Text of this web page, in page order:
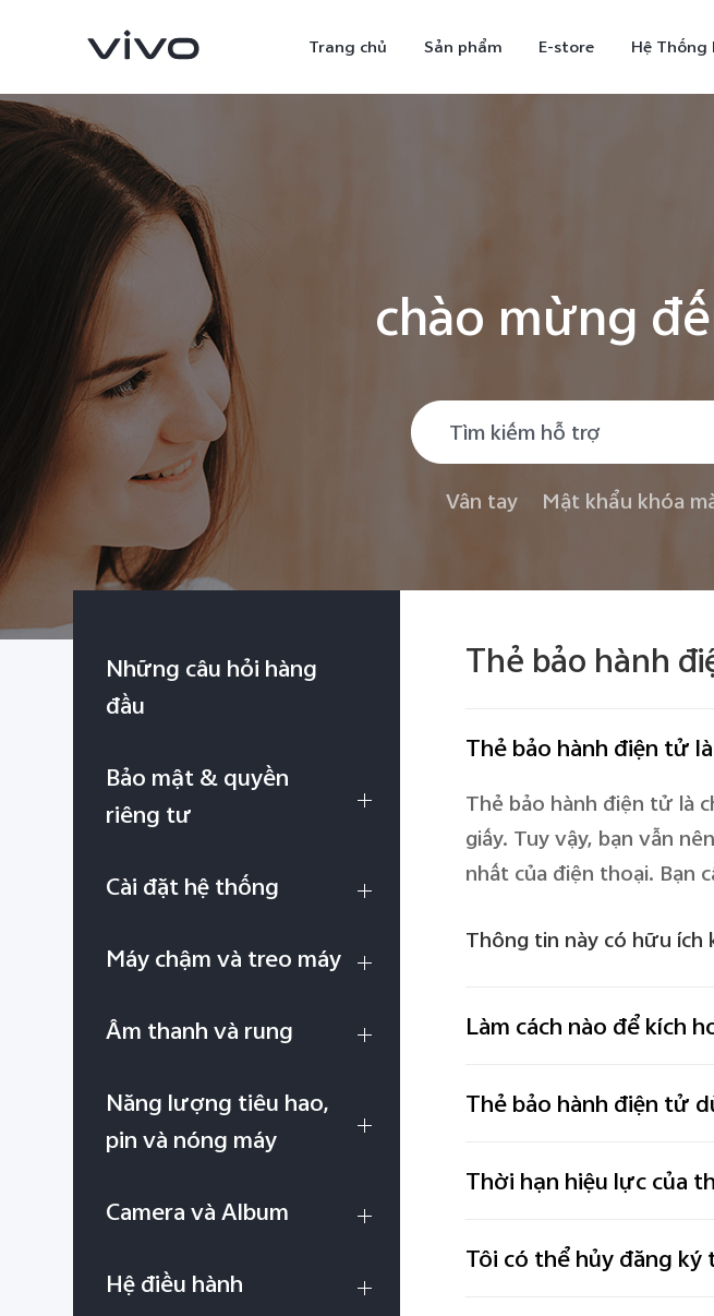
Trang chủ Sản phẩm E-store Hệ Thống
X300 Ultra mới
chào mừng
Vân tay Mật khẩu khóa
Những câu hỏi hàng
đầu
Bảo mật & quyền
riêng tư
Cài đặt hệ thống
Máy chậm và treo máy
Âm thanh và rung
Năng lượng tiêu hao,
pin và nóng máy
Camera và Album
Hệ điều hành
Thẻ bảo hành
Thẻ bảo hành điện tử
Thẻ bảo hành điện tử là
giấy. Tuy vậy, bạn vẫn
nhất của điện thoại. Bạn
Thông tin này có hữu ích
Làm cách nào để kích
Thẻ bảo hành điện tử
Thời hạn hiệu lực của
Tôi có thể hủy đăng